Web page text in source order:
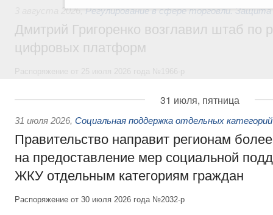
3 августа 2026,Регулирование в сфере торговли.
Дмитрий Григоренко возглавил штаб по
цифровых платформ
31 июля, пятница
31 июля 2026, Социальная поддержка отдельных
Правительство направит регионам
на предоставление мер социальной
ЖКУ отдельным категориям граждан
Распоряжение от 30 июля 2026 года №2032-р